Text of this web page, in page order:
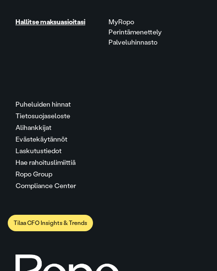
Puheluiden hinnat
Tietosuojaseloste
Alihankkijat
Evästekäytännöt
Laskutustiedot
Hae rahoituslimiittiä
Ropo Group
Compliance Center
Hallitse maksuasioitasi
MyRopo
Perintämenettely
Palveluhinnasto
Tilaa CFO Insights & Trends